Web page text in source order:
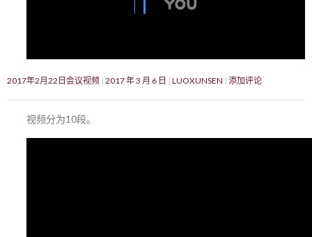
2017年2月22日会议视频 2017 年 3 月 6 日 LUOXUNSEN 添加评论
视频分为10段。